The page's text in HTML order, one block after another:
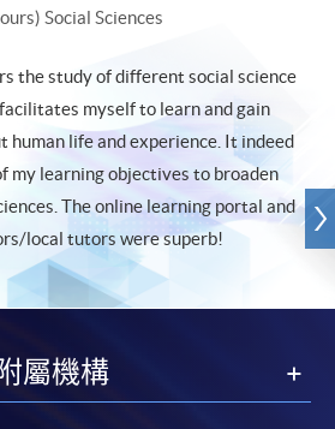
Social Sciences
the study of different social science
myself to learn and gain
human life and experience. It indeed
my learning objectives to broaden
The online learning portal and
local tutors were superb!
屬機構